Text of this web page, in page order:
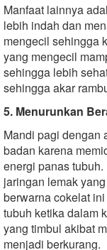
Manfaat lainnya
lebih indah dan
mengecil sehingga
yang mengecil
sehingga lebih
sehingga akar
5. Menurunkan
Mandi pagi dengan
badan karena
energi panas
jaringan lemak
berwarna cokelat
tubuh ketika dalam
yang timbul akibat
menjadi berkurang.